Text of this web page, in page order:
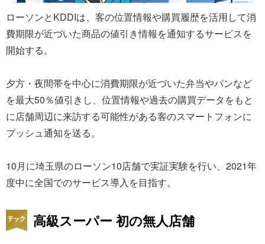
ローソンとKDDIは、客の位置情報や購買履歴を活用して消
費期限が近づいた商品の値引き情報を通知するサービスを
開始する。
夕方・夜間帯を中心に消費期限が近づいた弁当やパンなど
を最大50％値引きし、位置情報や過去の購買データをもと
に店舗周辺に来訪する可能性がある客のスマートフォンに
プッシュ通知を送る。
10月に埼玉県のローソン10店舗で実証実験を行い、2021年
度中に全国でのサービス導入を目指す。
高級スーパー 初の無人店舗